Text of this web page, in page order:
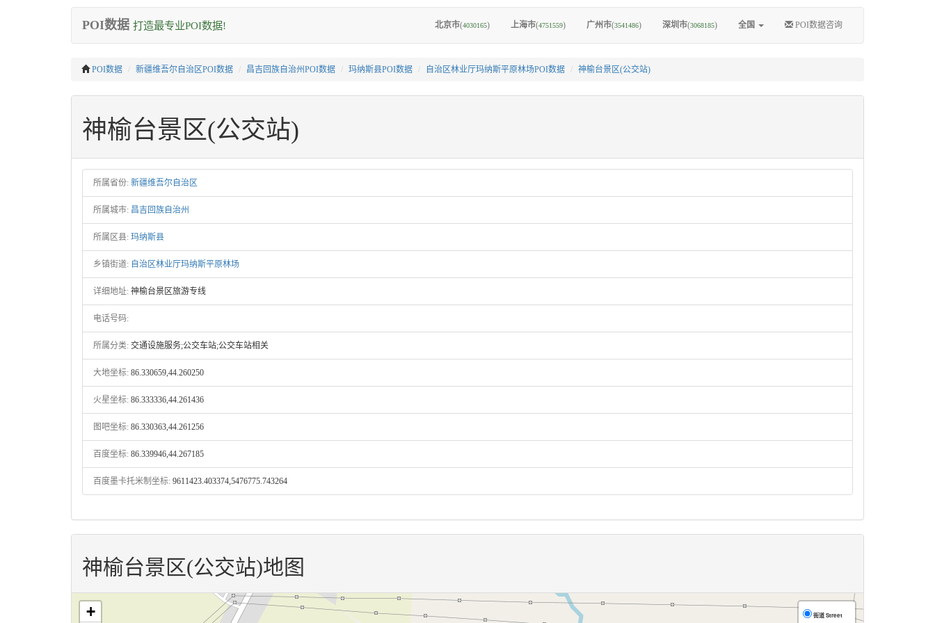
POI数据 打造最专业POI数据! 北京市(4030165) 上海市(4751559) 广州市(3541486) 深圳市(3068185) 全国 POI数据咨询
POI数据 新疆维吾尔自治区POI数据 昌吉回族自治州POI数据 玛纳斯县POI数据 自治区林业厅玛纳斯平原林场POI数据 神榆台景区(公交站)
神榆台景区(公交站)
所属省份: 新疆维吾尔自治区
所属城市: 昌吉回族自治州
所属区县: 玛纳斯县
乡镇街道: 自治区林业厅玛纳斯平原林场
详细地址: 神榆台景区旅游专线
电话号码:
所属分类: 交通设施服务;公交车站;公交车站相关
大地坐标: 86.330659,44.260250
火星坐标: 86.333336,44.261436
图吧坐标: 86.330363,44.261256
百度坐标: 86.339946,44.267185
百度墨卡托米制坐标: 9611423.403374,5476775.743264
神榆台景区(公交站)地图
+ 街道 Street